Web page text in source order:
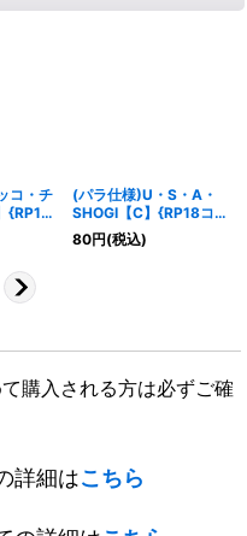
コ・チ
{RP18
》
(パラ仕様)U・S・A・
SHOGI【C】{RP18コロ
10/コロ10}《火》
80円(税込)
購入される方は必ずご確
詳細はこちら